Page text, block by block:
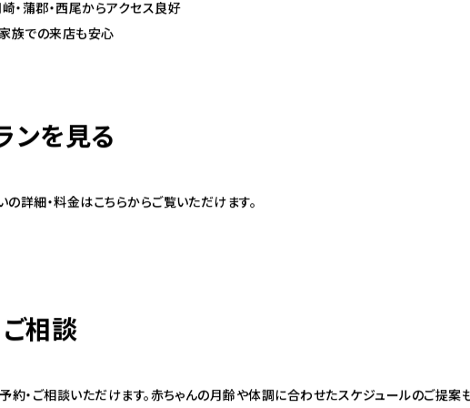
・蒲郡・西尾からアクセス良好
族での来店も安心
ンを見る
詳細・料金はこちらからご覧いただけます。
相談
約・ご相談いただけます。赤ちゃんの月齢や体調に合わせたスケジュールのご提案